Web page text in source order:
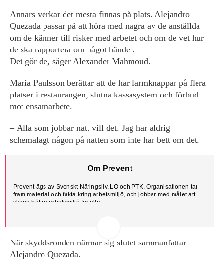
Annars verkar det mesta finnas på plats. Alejandro
Quezada passar på att höra med några av de anställda
om de känner till risker med arbetet och om de vet hur
de ska rapportera om något händer.
Det gör de, säger Alexander Mahmoud.
Maria Paulsson berättar att de har larmknappar på flera
platser i restaurangen, slutna kassasystem och förbud
mot ensamarbete.
– Alla som jobbar natt vill det. Jag har aldrig
schemalagt någon på natten som inte har bett om det.
Om Prevent
Prevent ägs av Svenskt Näringsliv, LO och PTK. Organisationen tar
fram material och fakta kring arbetsmiljö, och jobbar med målet att
skapa bättre arbetsmiljö för alla.
När skyddsronden närmar sig slutet sammanfattar
Alejandro Quezada.